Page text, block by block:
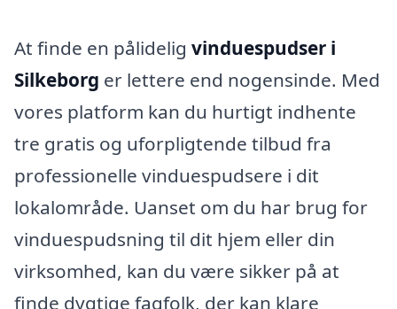
At finde en pålidelig vinduespudser i
Silkeborg er lettere end nogensinde. Med
vores platform kan du hurtigt indhente
tre gratis og uforpligtende tilbud fra
professionelle vinduespudsere i dit
lokalområde. Uanset om du har brug for
vinduespudsning til dit hjem eller din
virksomhed, kan du være sikker på at
finde dygtige fagfolk, der kan klare